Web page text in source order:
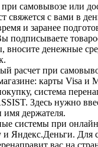
самовывозе или
свяжется с вами в
и заранее
подписываете
вносите денежные
расчет при
карты Visa и
система
Здесь нужно
имя держателя.
системы при
и Яндекс.Деньги. Для
вас на